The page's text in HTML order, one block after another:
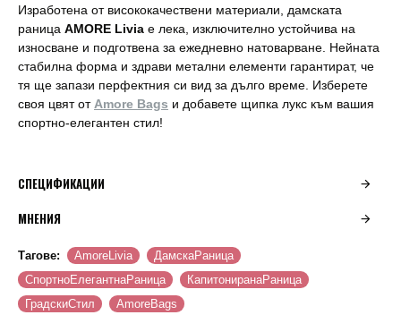
Изработена от висококачествени материали, дамската
раница AMORE Livia е лека, изключително устойчива на
износване и подготвена за ежедневно натоварване. Нейната
стабилна форма и здрави метални елементи гарантират, че
тя ще запази перфектния си вид за дълго време. Изберете
своя цвят от Amore Bags и добавете щипка лукс към вашия
спортно-елегантен стил!
СПЕЦИФИКАЦИИ
МНЕНИЯ
Тагове: AmoreLivia
ДамскаРаница
СпортноЕлегантнаРаница
КапитониранаРаница
ГрадскиСтил
AmoreBags